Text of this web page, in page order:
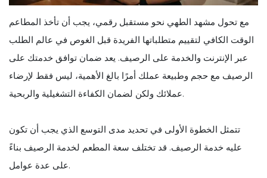
مع تحول مشهد الطهي نحو مستقبل رقمي، يجب أن تأخذ المطاعم
الوقت الكافي لتقييم متطلباتها الفريدة قبل الغوص في عالم الطلب
عبر الإنترنت والخدمة على الرصيف. يعد ضمان توافق خدمتك على
الرصيف مع حجم وطبيعة عملك أمرًا بالغ الأهمية، ليس فقط لإرضاء
عملائك ولكن لضمان الكفاءة التشغيلية والربحية.
تتمثل الخطوة الأولى في تحديد مدى التوسع الذي يجب أن تكون
عليه خدمة الرصيف. قد تختلف سعة المطعم لخدمة الرصيف بناءً
على عدة عوامل.